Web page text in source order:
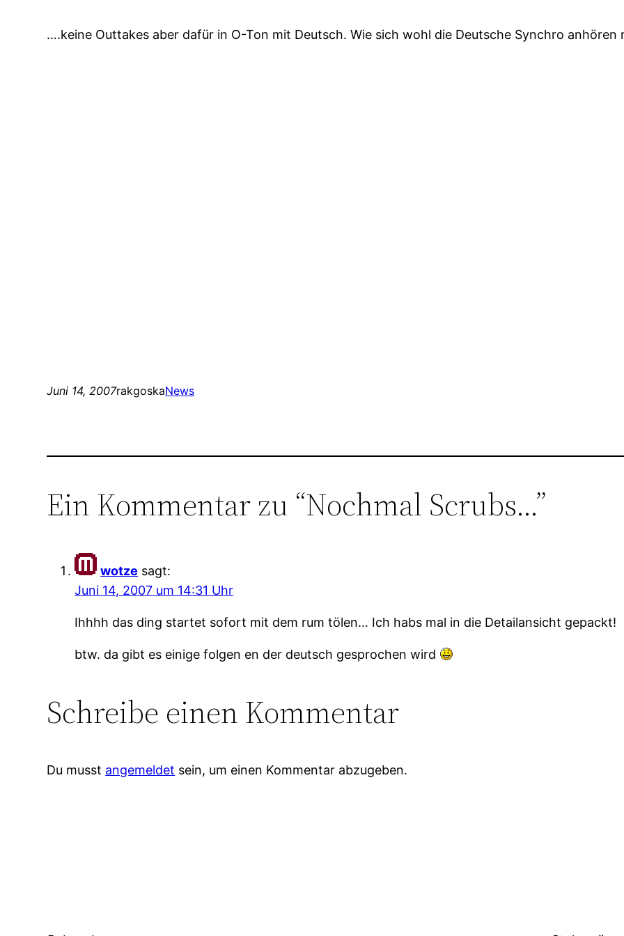
….keine Outtakes aber dafür in O-Ton mit Deutsch. Wie sich wohl die Deutsche Synchro anhören
Juni 14, 2007rakgoskaNews
Ein Kommentar zu “Nochmal Scrubs…”
wotze sagt:
Juni 14, 2007 um 14:31 Uhr
Ihhhh das ding startet sofort mit dem rum tölen… Ich habs mal in die Detailansicht gepackt!
btw. da gibt es einige folgen en der deutsch gesprochen wird
Schreibe einen Kommentar
Du musst angemeldet sein, um einen Kommentar abzugeben.